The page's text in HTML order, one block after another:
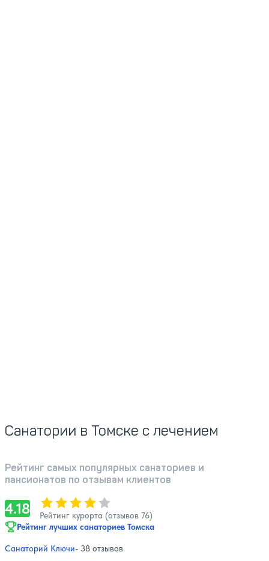
Санатории в Томске с лечением
Рейтинг самых популярных санаториев и
пансионатов по отзывам клиентов
4.18 Оценка, количество звезд:
Рейтинг курорта (отзывов 76)
Рейтинг лучших санаториев Томска
Санаторий Ключи- 38 отзывов